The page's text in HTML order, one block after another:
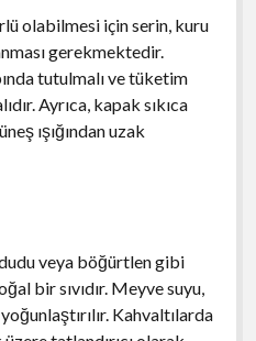
olabilmesi için serin, kuru
gerekmektedir.
tutulmalı ve tüketim
Ayrıca, kapak sıkıca
ışığından uzak
veya böğürtlen gibi
bir sıvıdır. Meyve suyu,
Kahvaltılarda